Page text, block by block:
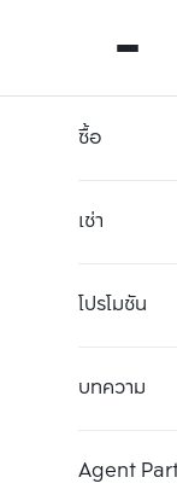
ซื้อ
เช่า
โปรโมชัน
บทความ
Agent